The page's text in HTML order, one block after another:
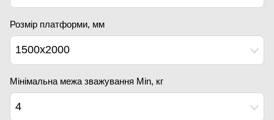
Розмір платформи, мм
1500x2000
Мінімальна межа зважування Min, кг
4